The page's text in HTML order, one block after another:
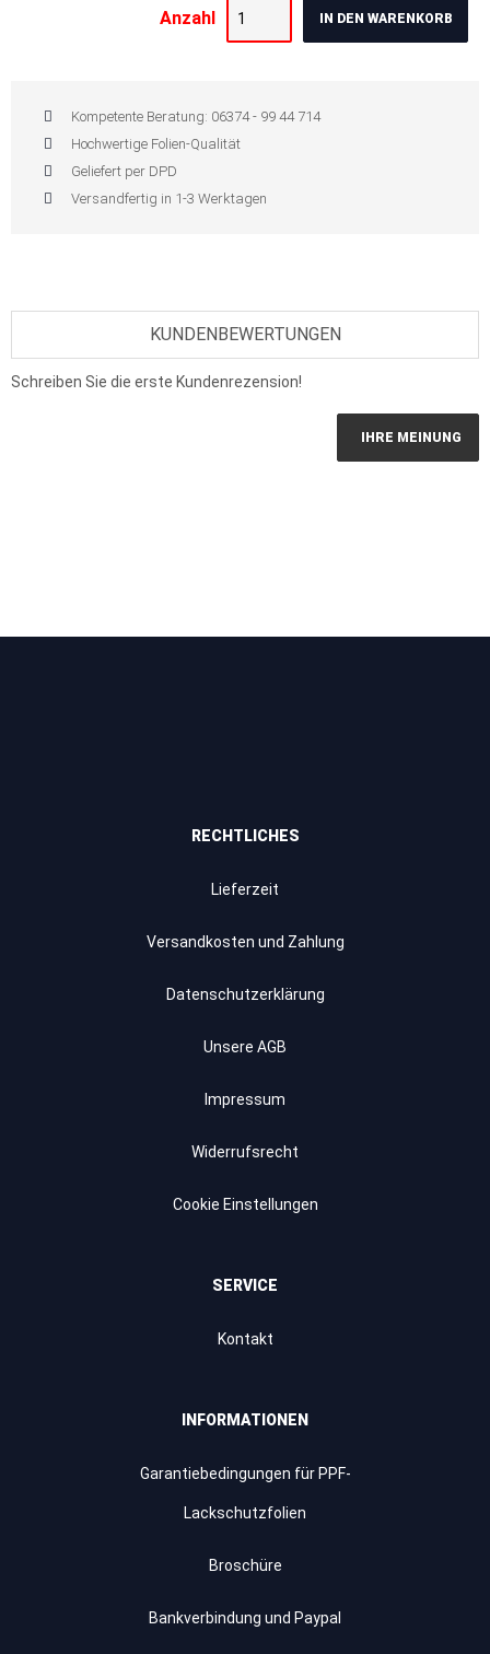
Anzahl IN DEN WARENKORB
Kompetente Beratung: 06374 - 99 44 714
Hochwertige Folien-Qualität
Geliefert per DPD
Versandfertig in 1-3 Werktagen
KUNDENBEWERTUNGEN
Schreiben Sie die erste Kundenrezension!
IHRE MEINUNG
RECHTLICHES
Lieferzeit
Versandkosten und Zahlung
Datenschutzerklärung
Unsere AGB
Impressum
Widerrufsrecht
Cookie Einstellungen
SERVICE
Kontakt
INFORMATIONEN
Garantiebedingungen für PPF-
Lackschutzfolien
Broschüre
Bankverbindung und Paypal